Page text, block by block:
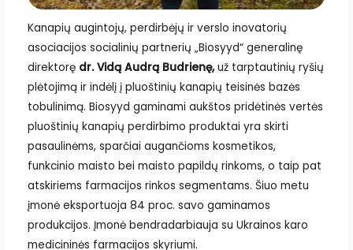
Kanapių augintojų, perdirbėjų ir verslo inovatorių
asociacijos socialinių partnerių „Biosyyd“ generalinę
direktorę dr. Vidą Audrą Budrienę,už tarptautinių ryšių
plėtojimą ir indėlį į pluoštinių kanapių teisinės bazės
tobulinimą. Biosyyd gaminami aukštos pridėtinės vertės
pluoštinių kanapių perdirbimo produktai yra skirti
pasaulinėms, sparčiai augančioms kosmetikos,
funkcinio maisto bei maisto papildų rinkoms, o taip pat
atskiriems farmacijos rinkos segmentams. Šiuo metu
įmonė eksportuoja 84 proc. savo gaminamos
produkcijos. Įmonė bendradarbiauja su Ukrainos karo
medicininės farmacijos skyriumi.